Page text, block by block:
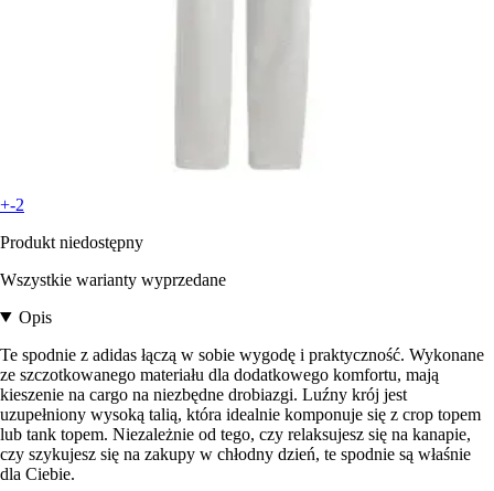
+-2
Produkt niedostępny
Wszystkie warianty wyprzedane
Opis
Te spodnie z adidas łączą w sobie wygodę i praktyczność. Wykonane
ze szczotkowanego materiału dla dodatkowego komfortu, mają
kieszenie na cargo na niezbędne drobiazgi. Luźny krój jest
uzupełniony wysoką talią, która idealnie komponuje się z crop topem
lub tank topem. Niezależnie od tego, czy relaksujesz się na kanapie,
czy szykujesz się na zakupy w chłodny dzień, te spodnie są właśnie
dla Ciebie.